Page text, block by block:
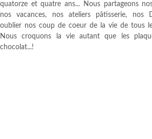
quatorze et quatre ans... Nous partageons
nos vacances, nos ateliers pâtisserie, nos
oublier nos coup de coeur de la vie de tous
Nous croquons la vie autant que les
chocolat...!